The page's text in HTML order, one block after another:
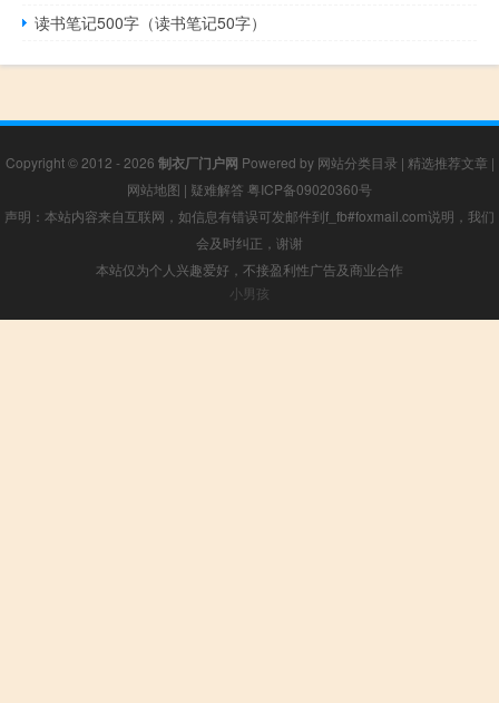
读书笔记500字（读书笔记50字）
Copyright © 2012 - 2026 制衣厂门户网 Powered by 网站分类目录 | 精选推荐文章 |
网站地图 | 疑难解答 粤ICP备09020360号
声明：本站内容来自互联网，如信息有错误可发邮件到f_fb#foxmail.com说明，我们
会及时纠正，谢谢
本站仅为个人兴趣爱好，不接盈利性广告及商业合作
小男孩